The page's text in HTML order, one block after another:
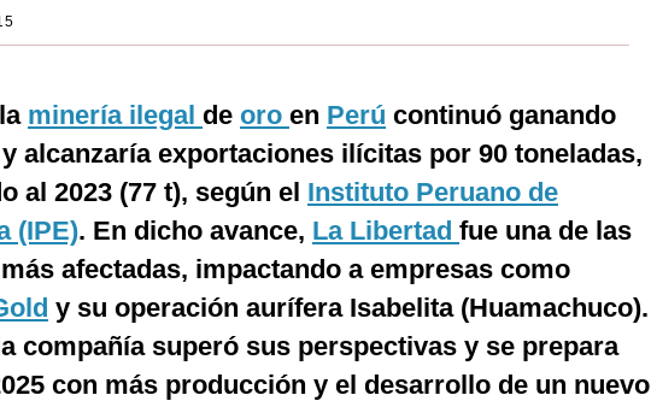
minería ilegal de oro en Perú continuó ganando
alcanzaría exportaciones ilícitas por 90 toneladas,
al 2023 (77 t), según el Instituto Peruano de
(IPE). En dicho avance, La Libertad fue una de las
afectadas, impactando a empresas como
y su operación aurífera Isabelita (Huamachuco).
compañía superó sus perspectivas y se prepara
con más producción y el desarrollo de un nuevo